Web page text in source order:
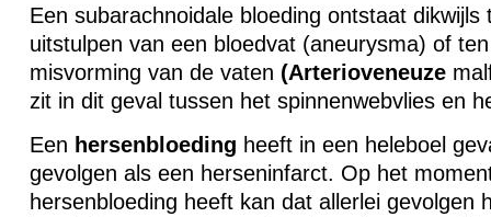
Een subarachnoidale bloeding ontstaat dikwijls
uitstulpen van een bloedvat (aneurysma) of
misvorming van de vaten (Arterioveneuze
zit in dit geval tussen het spinnenwebvlies en
Een hersenbloeding heeft in een heleboel
gevolgen als een herseninfarct. Op het
hersenbloeding heeft kan dat allerlei gevolgen